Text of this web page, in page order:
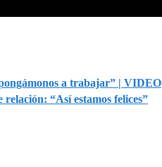
a trabajar” | VIDEO
“Así estamos felices”